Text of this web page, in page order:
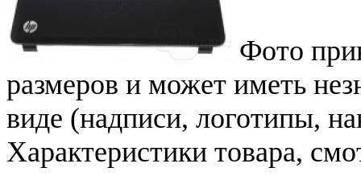
Фото
размеров и может иметь
виде (надписи, логотипы,
Характеристики товара,